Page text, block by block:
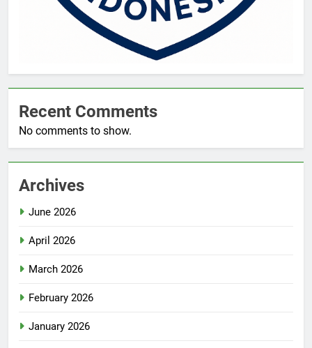
Recent Comments
No comments to show.
Archives
June 2026
April 2026
March 2026
February 2026
January 2026